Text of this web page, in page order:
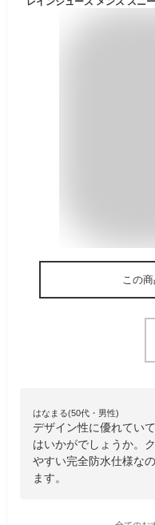
この
はなまる(50代・男性)
デザイン性に優れてい
はいかがでしょうか。
やすい完全防水仕様な
ます。